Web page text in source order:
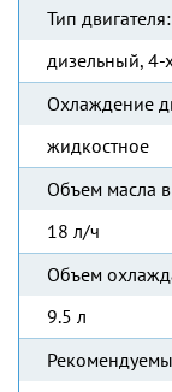
Тип двигателя:
дизельный, 4-
Охлаждение
жидкостное
Объем масла
18 л/ч
Объем
9.5 л